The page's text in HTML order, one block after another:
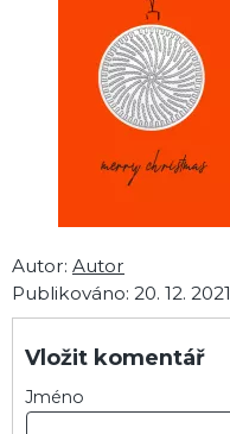
Autor: Autor
Publikováno: 20. 12. 2021
Vložit komentář
Jméno